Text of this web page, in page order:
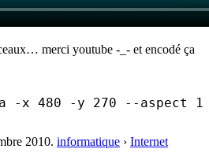
merci youtube -_- et encodé ça
-x 480 -y 270 --aspect
2010. informatique › Internet